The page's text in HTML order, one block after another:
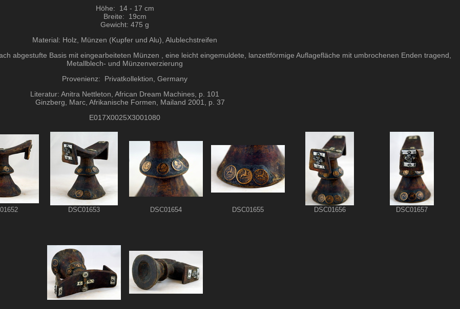
Höhe: 14 - 17 cm
Breite: 19cm
Gewicht: 475 g
Material: Holz, Münzen (Kupfer und Alu), Alublechstreifen
abgestufte Basis mit eingearbeiteten Münzen , eine leicht eingemuldete, lanzettförmige Auflagefläche mit umbrochenen Enden tragend,
Metallblech- und Münzenverzierung
Provenienz: Privatkollektion, Germany
Literatur: Anitra Nettleton, African Dream Machines, p. 101
Ginzberg, Marc, Afrikanische Formen, Mailand 2001, p. 37
E017X0025X3001080
DSC01653 DSC01654 DSC01655 DSC01656 DSC01657